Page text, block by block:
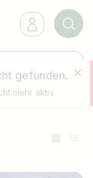
gefunden.
mehr aktiv.